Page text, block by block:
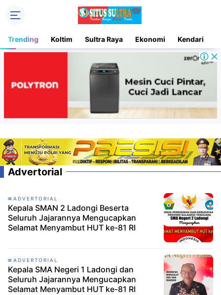
Trending Koltim Sultra Raya Ekonomi Kendari
Advertorial
ADVERTORIAL
Kepala SMAN 2 Ladongi Beserta
Seluruh Jajarannya Mengucapkan
Selamat Menyambut HUT ke-81 RI
ADVERTORIAL
Kepala SMA Negeri 1 Ladongi dan
Seluruh Jajarannya Mengucapkan
Selamat Menyambut HUT ke-81 RI